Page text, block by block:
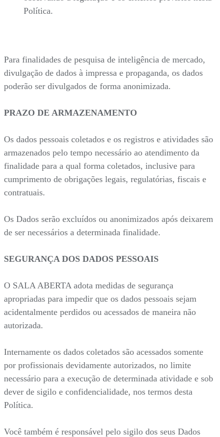
Política.
Para finalidades de pesquisa de inteligência de mercado,
divulgação de dados à impressa e propaganda, os dados
poderão ser divulgados de forma anonimizada.
PRAZO DE ARMAZENAMENTO
Os dados pessoais coletados e os registros e atividades são
armazenados pelo tempo necessário ao atendimento da
finalidade para a qual forma coletados, inclusive para
cumprimento de obrigações legais, regulatórias, fiscais e
contratuais.
Os Dados serão excluídos ou anonimizados após deixarem
de ser necessários a determinada finalidade.
SEGURANÇA DOS DADOS PESSOAIS
O SALA ABERTA adota medidas de segurança
apropriadas para impedir que os dados pessoais sejam
acidentalmente perdidos ou acessados de maneira não
autorizada.
Internamente os dados coletados são acessados somente
por profissionais devidamente autorizados, no limite
necessário para a execução de determinada atividade e sob
dever de sigilo e confidencialidade, nos termos desta
Política.
Você também é responsável pelo sigilo dos seus Dados